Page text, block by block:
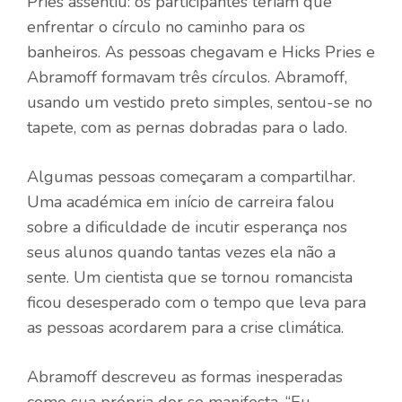
enfrentar o círculo no caminho para os
banheiros. As pessoas chegavam e Hicks Pries e
Abramoff formavam três círculos. Abramoff,
usando um vestido preto simples, sentou-se no
tapete, com as pernas dobradas para o lado.
Algumas pessoas começaram a compartilhar.
Uma académica em início de carreira falou
sobre a dificuldade de incutir esperança nos
seus alunos quando tantas vezes ela não a
sente. Um cientista que se tornou romancista
ficou desesperado com o tempo que leva para
as pessoas acordarem para a crise climática.
Abramoff descreveu as formas inesperadas